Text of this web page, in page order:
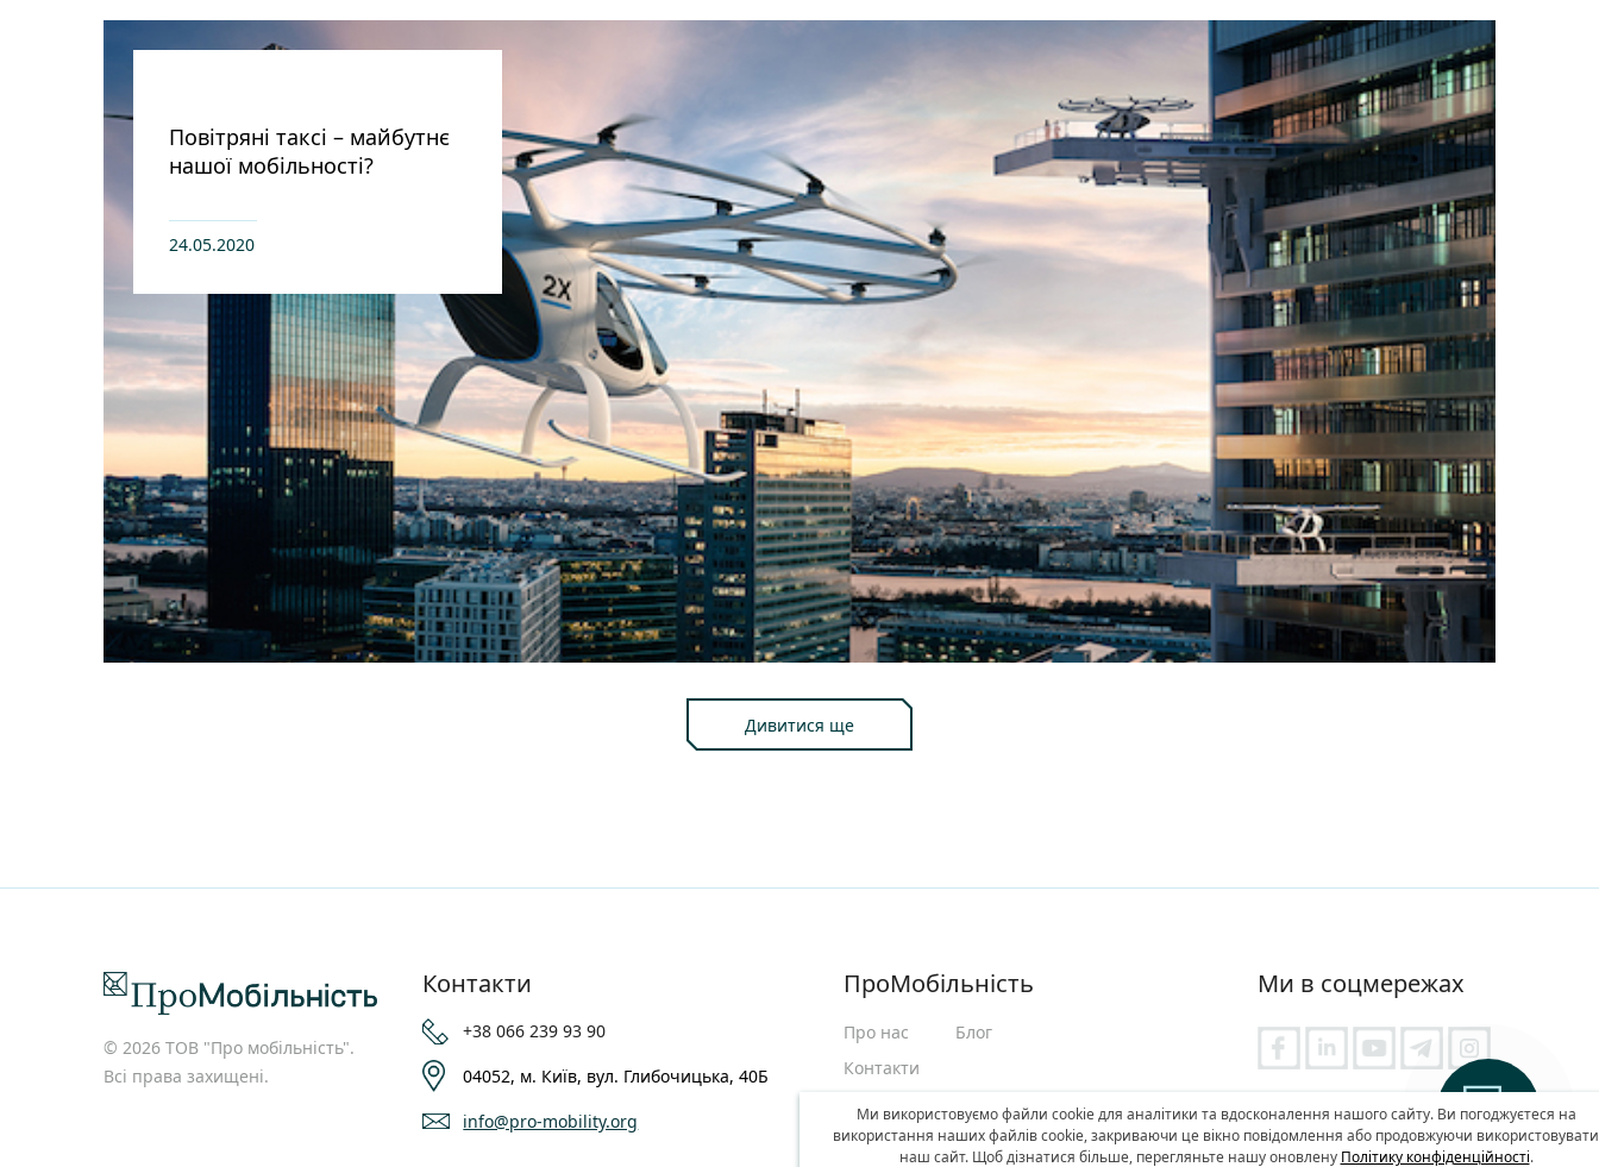
Повітряні таксі – майбутнє
нашої мобільності?
24.05.2020
Дивитися ще
© 2026 ТОВ "Про мобільність".
Всі права захищені.
Контакти
+38 066 239 93 90
04052, м. Київ, вул. Глибочицька, 40Б
info@pro-mobility.org
ПроМобільність
Про нас
Блог
Контакти
Беспалов ЛАБ: транспортне моделювання
Ми в соцмережах
Політика конфіденційності
Ми використовуємо файли cookie для аналітики та вдосконалення нашого сайту. Ви погоджуєтеся на
використання наших файлів cookie, закриваючи це вікно повідомлення або продовжуючи використовувати
наш сайт. Щоб дізнатися більше, перегляньте нашу оновлену Політику конфіденційності.